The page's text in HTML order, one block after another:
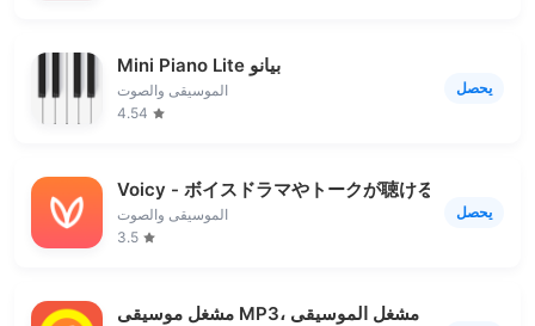
Mini Piano Lite بيانو
الموسيقى والصوت
4.54
يحصل
Voicy - ボイスドラマやトークが聴ける音声アプリ
الموسيقى والصوت
3.5
يحصل
مشغل موسيقى MP3، مشغل الموسيقى